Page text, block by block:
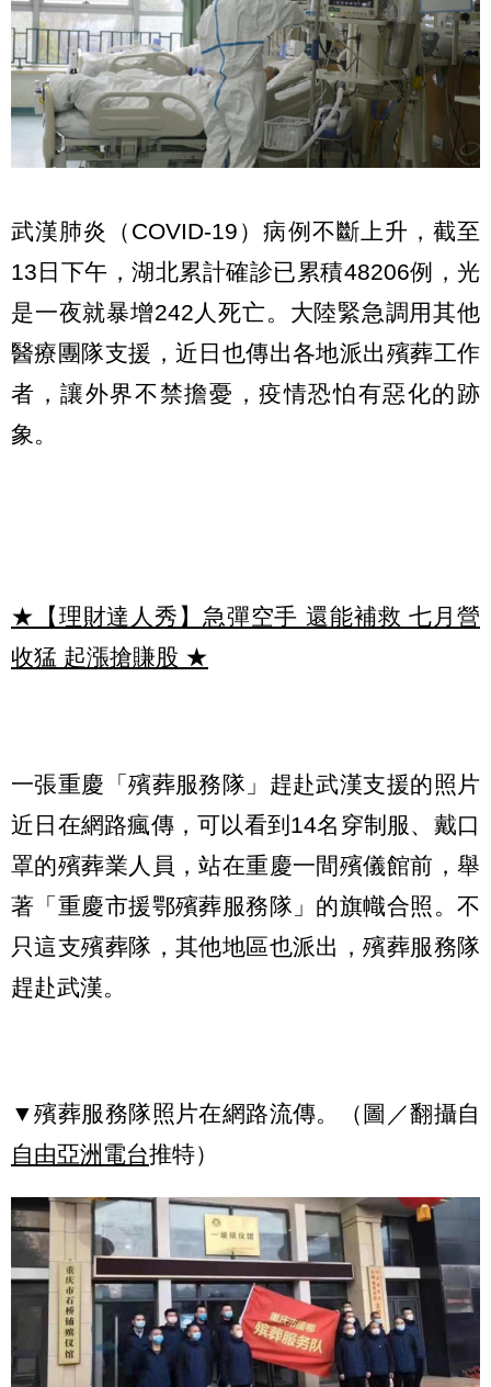
武漢肺炎（COVID-19）病例不斷上升，截至
13日下午，湖北累計確診已累積48206例，光
是一夜就暴增242人死亡。大陸緊急調用其他
醫療團隊支援，近日也傳出各地派出殯葬工作
者，讓外界不禁擔憂，疫情恐怕有惡化的跡
象。
★【理財達人秀】急彈空手 還能補救 七月營
收猛 起漲搶賺股 ★
一張重慶「殯葬服務隊」趕赴武漢支援的照片
近日在網路瘋傳，可以看到14名穿制服、戴口
罩的殯葬業人員，站在重慶一間殯儀館前，舉
著「重慶市援鄂殯葬服務隊」的旗幟合照。不
只這支殯葬隊，其他地區也派出，殯葬服務隊
趕赴武漢。
▼殯葬服務隊照片在網路流傳。（圖／翻攝自
自由亞洲電台推特）